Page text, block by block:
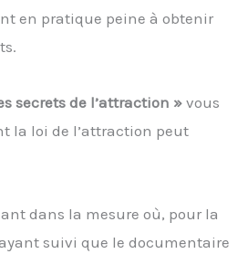
en pratique peine à obtenir
secrets de l’attraction » vous
la loi de l’attraction peut
dans la mesure où, pour la
suivi que le documentaire